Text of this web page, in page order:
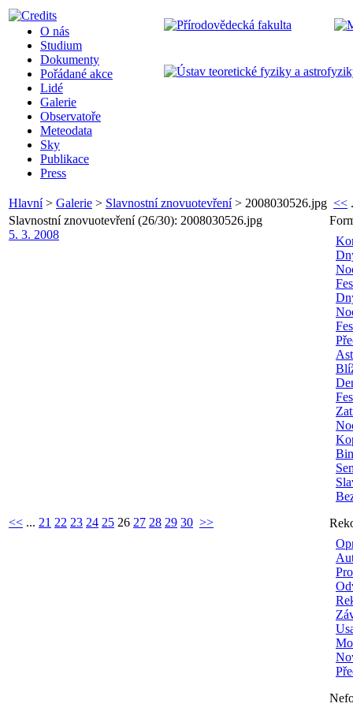
O nás
Studium
Dokumenty
Pořádané akce
Lidé
Galerie
Observatoře
Meteodata
Sky
Publikace
Press
Hlavní> Galerie > Slavnostní znovuotevření> 2008030526.jpg <<
Slavnostní znovuotevření (26/30): 2008030526.jpg
5. 3. 2008
<< ... 21 22 23 24 25 26 27 28 29 30 >>